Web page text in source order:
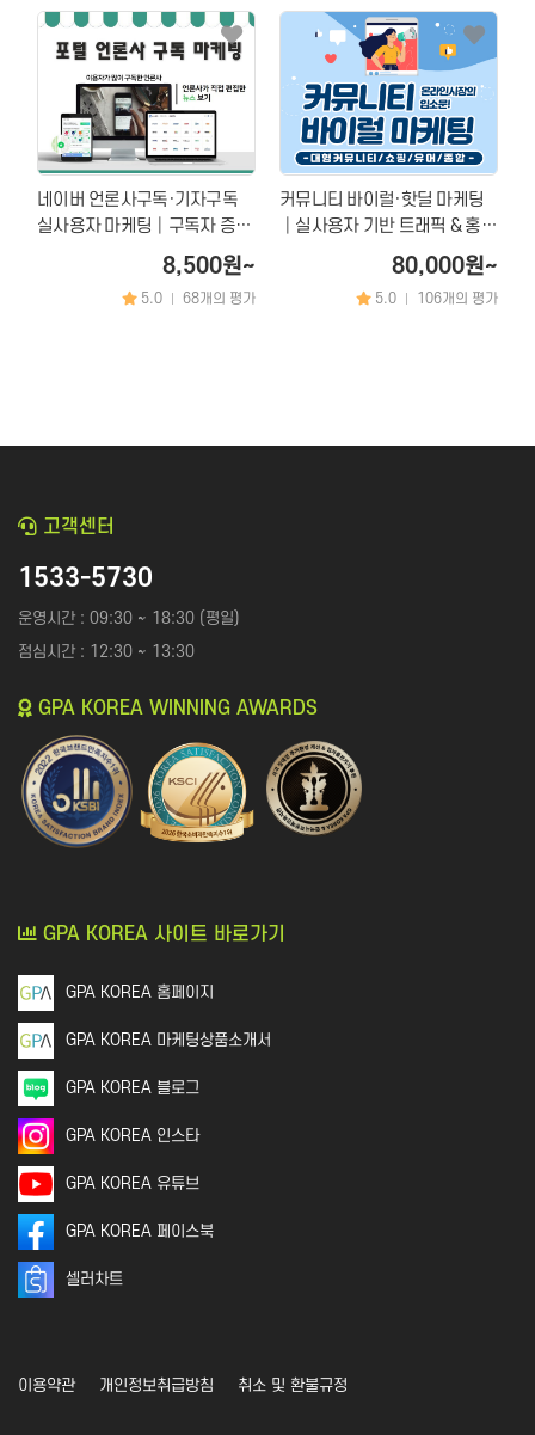
네이버 언론사구독·기자구독
실사용자 마케팅│구독자 증가
8,500원~
5.0 68개의 평가
커뮤니티 바이럴·핫딜 마케팅
│실사용자 기반 트래픽 & 홍보
80,000원~
5.0 106개의 평가
고객센터
1533-5730
운영시간 : 09:30 ~ 18:30 (평일)
점심시간 : 12:30 ~ 13:30
GPA KOREA WINNING AWARDS
GPA KOREA 사이트 바로가기
GPA KOREA 홈페이지
GPA KOREA 마케팅상품소개서
GPA KOREA 블로그
GPA KOREA 인스타
GPA KOREA 유튜브
GPA KOREA 페이스북
셀러차트
이용약관 개인정보취급방침 취소 및 환불규정